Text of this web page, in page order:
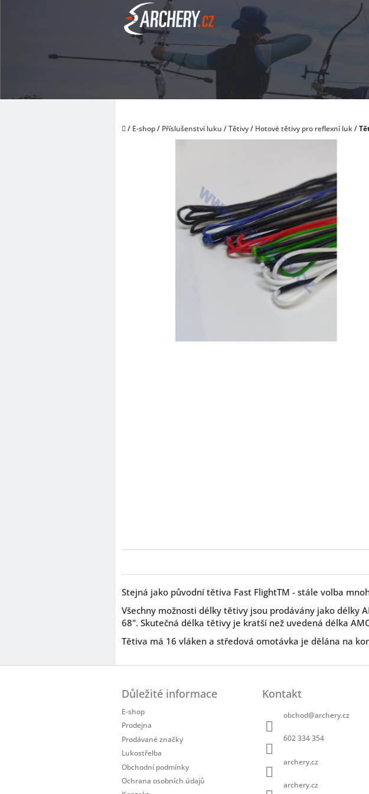
Domů
/ E-shop/ Příslušenství luku /Tětivy/ Hotové tětivy pro reflexní luk/
Stejná jako původní tětiva Fast FlightTM - stále volba
Všechny možnosti délky tětivy jsou prodávány jako délky
68". Skutečná délka tětivy je kratší než uvedená délka
Tětiva má 16 vláken a středová omotávka je dělána na
Důležité informace
E-shop
Prodejna
Prodávané značky
Lukostřelba
Obchodní podmínky
Ochrana osobních údajů
Kontakt
obchod@archery.cz
602 334 354
archery.cz
archery.cz